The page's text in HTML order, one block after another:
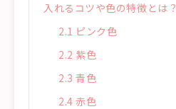
入れるコツや色の特徴とは？
2.1 ピンク色
2.2 紫色
2.3 青色
2.4 赤色